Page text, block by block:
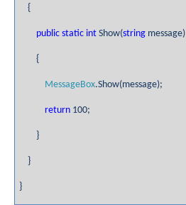
{
public static intShow(stringmessage)
{
MessageBox.Show(message);
return100;
}
}
}